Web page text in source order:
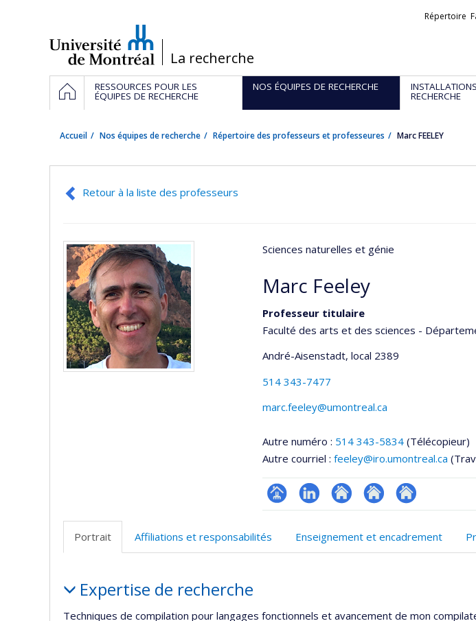
/La recherche
Liens
Répertoire
Navigation
principale
ACCUEILRESSOURCES POUR LES
ÉQUIPES DE RECHERCHE
NOS ÉQUIPES DE RECHERCHE
RECHERCHE
Accueil Nos équipes de recherche Répertoire des professeurs et professeures Marc FEELEY
Retour à la liste des professeurs
Sciences naturelles et génie
Marc Feeley
Professeur titulaire
Faculté des arts et des sciences -
André-Aisenstadt, local 2389
514 343-7477
marc.feeley@umontreal.ca
Autre numéro : 514 343-5834 (Télécopieur)
Autre courriel : feeley@iro.umontreal.ca
Page
(faculté,département,école)
LinkedInAutre Autre Autre
Portrait Affiliations et responsabilités Enseignement et encadrement
Expertise de recherche
Techniques de compilation pour langages fonctionnels et avancement de mon